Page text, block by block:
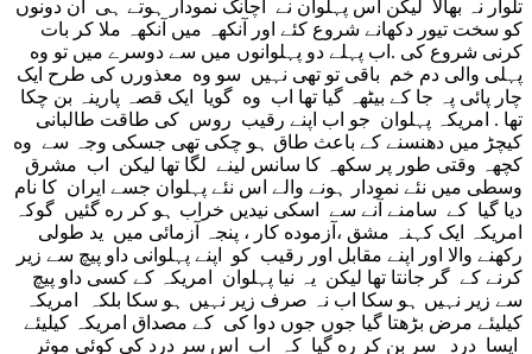
تلوار نہ بهالا لیکن اس پہلوان نے اچانک نمودار ہوتے ہی ان دونوں
کو سخت تیور دکهانے شروع کئے اور آنکهہ میں آنکهہ ملا کر بات
کرنی شروع کی .اب پہلے دو پہلوانوں میں سے دوسرے میں تو وه
پہلی والی دم خم باقی تو تهی نہیں سو وه معذورں کی طرح ایک
چار پائی پہ جا کے بیٹهہ گیا تها اب وه گویا ایک قصہ پارینہ بن چکا
تها . امریکہ پہلوان جو اب اپنے رقیب روس کی طاقت طالبانی
کیچڑ میں دهنسنے کے باعث طاق ہو چکی تهی جسکی وجہ سے وه
کچهہ وقتی طور پر سکهہ کا سانس لینے لگا تها لیکن اب مشرق
وسطی میں نئے نمودار ہونے والے اس نئے پہلوان جسے ایران کا نام
دیا گیا کے سامنے آنے سے اسکی نیدیں خراب ہو کر ره گئیں گوکہ
امریکہ ایک کہنہ مشق ،آزموده کار ، پنجہ آزمائی میں ید طولی
رکهنے والا اور اپنے مقابل اور رقیب کو اپنے پہلوانی داو پیچ سے زیر
کرنے کے گر جانتا تها لیکن یہ نیا پہلوان امریکہ کے کسی داو پیچ
سے زیر نہیں ہو سکا اب نہ صرف زیر نہیں ہو سکا بلکہ امریکہ
کیلیئے مرض بڑهتا گیا جوں جوں دوا کی کے مصداق امریکہ کیلیئے
ایسا درد سر بن کر ره گیا کہ اب اس سر درد کی کوئی موثر